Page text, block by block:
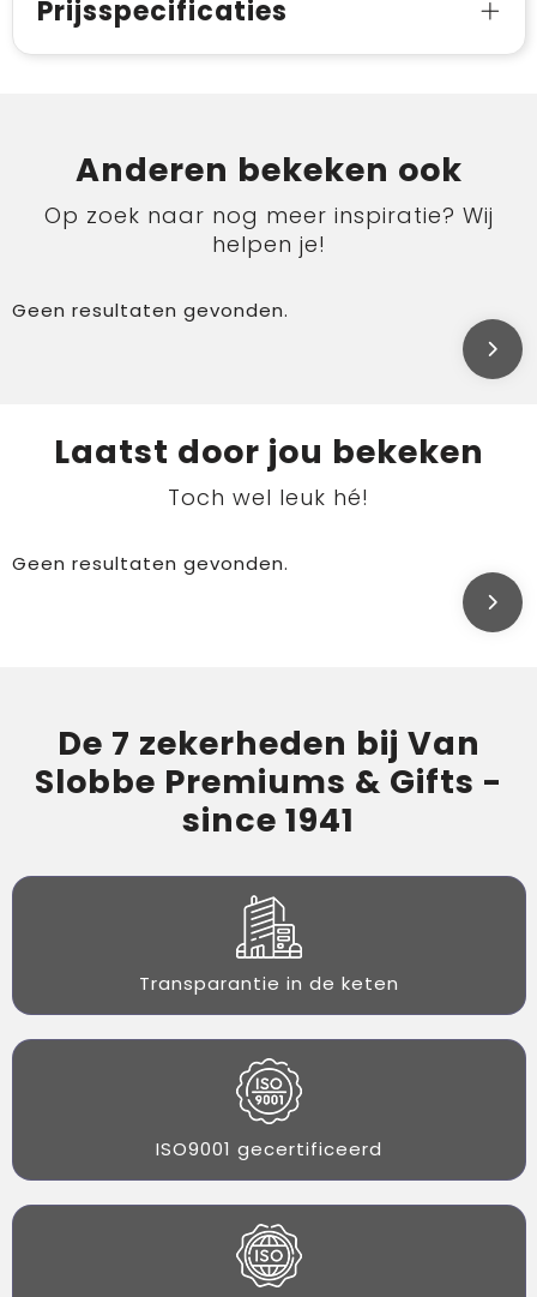
Prijsspecificaties
Anderen bekeken ook
Op zoek naar nog meer inspiratie? Wij
helpen je!
Geen resultaten gevonden.
Laatst door jou bekeken
Toch wel leuk hé!
Geen resultaten gevonden.
De 7 zekerheden bij Van
Slobbe Premiums & Gifts -
since 1941
Transparantie in de keten
ISO9001 gecertificeerd